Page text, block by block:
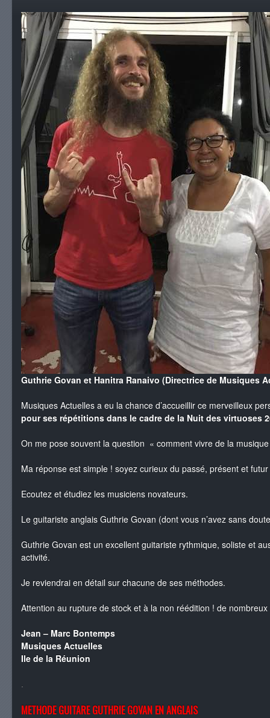
Guthrie Govan et Hanitra Ranaivo (Directrice de Musiques
Musiques Actuelles a eu la chance d’accueillir ce merveilleux
pour ses répétitions dans le cadre de la Nuit des virtuoses
On me pose souvent la question « comment vivre de la
Ma réponse est simple ! soyez curieux du passé, présent et
Ecoutez et étudiez les musiciens novateurs.
Le guitariste anglais Guthrie Govan (dont vous n’avez sans
Guthrie Govan est un excellent guitariste rythmique, soliste et
activité.
Je reviendrai en détail sur chacune de ses méthodes.
Attention au rupture de stock et à la non réédition ! de
Jean – Marc Bontemps
Musiques Actuelles
Ile de la Réunion
.
METHODE GUITARE GUTHRIE GOVAN EN ANGLAIS